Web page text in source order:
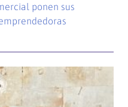
ponen sus